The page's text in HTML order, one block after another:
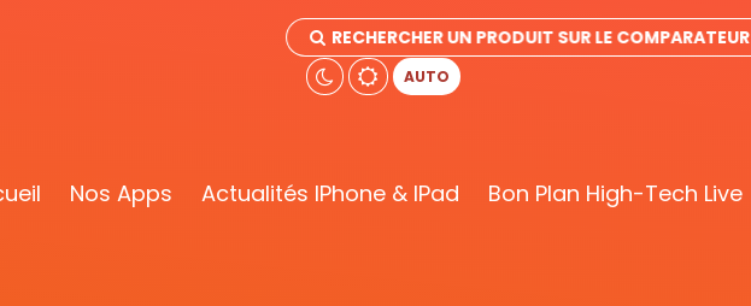
RECHERCHER UN PRODUIT SUR LE COMPARATEUR
AUTO
Nos Apps Actualités IPhone & IPad Bon Plan High-Tech Live